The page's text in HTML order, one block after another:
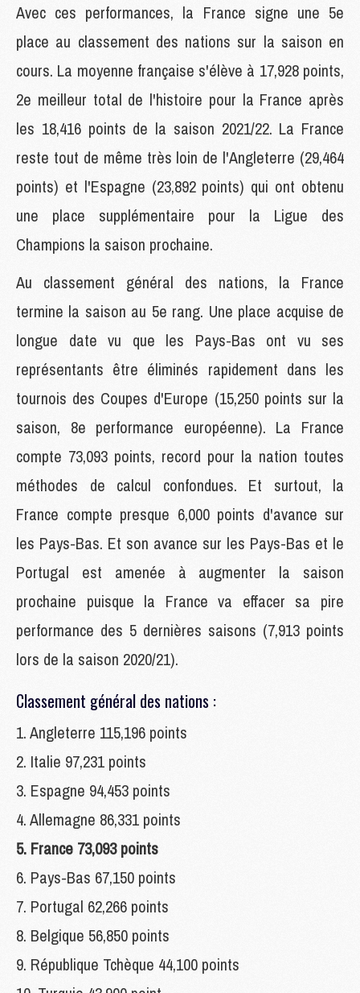
Avec ces performances, la France signe une 5e
place au classement des nations sur la saison en
cours. La moyenne française s'élève à 17,928 points,
2e meilleur total de l'histoire pour la France après
les 18,416 points de la saison 2021/22. La France
reste tout de même très loin de l'Angleterre (29,464
points) et l'Espagne (23,892 points) qui ont obtenu
une place supplémentaire pour la Ligue des
Champions la saison prochaine.
Au classement général des nations, la France
termine la saison au 5e rang. Une place acquise de
longue date vu que les Pays-Bas ont vu ses
représentants être éliminés rapidement dans les
tournois des Coupes d'Europe (15,250 points sur la
saison, 8e performance européenne). La France
compte 73,093 points, record pour la nation toutes
méthodes de calcul confondues. Et surtout, la
France compte presque 6,000 points d'avance sur
les Pays-Bas. Et son avance sur les Pays-Bas et le
Portugal est amenée à augmenter la saison
prochaine puisque la France va effacer sa pire
performance des 5 dernières saisons (7,913 points
lors de la saison 2020/21).
Classement général des nations :
1. Angleterre 115,196 points
2. Italie 97,231 points
3. Espagne 94,453 points
4. Allemagne 86,331 points
5. France 73,093 points
6. Pays-Bas 67,150 points
7. Portugal 62,266 points
8. Belgique 56,850 points
9. République Tchèque 44,100 points